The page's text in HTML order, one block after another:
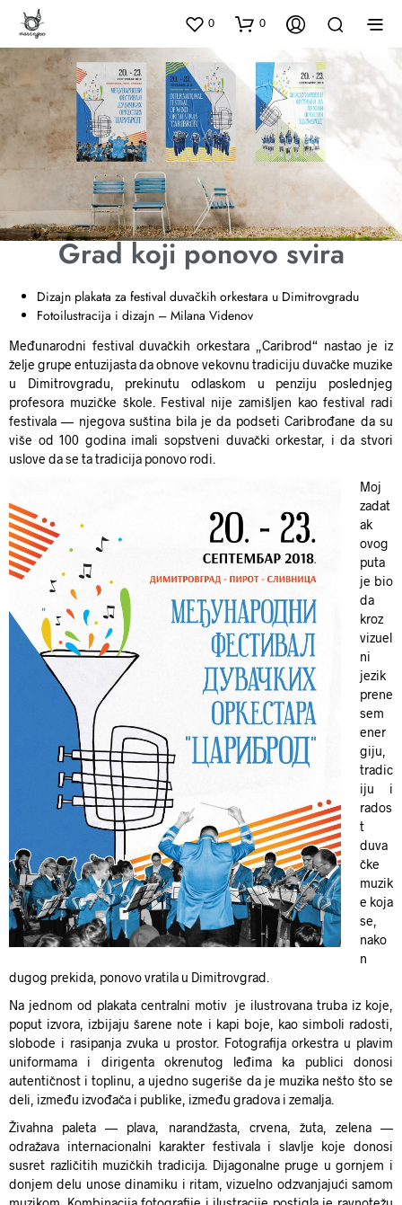
0 0
Grad koji ponovo svira
Dizajn plakata za festival duvačkih orkestara u Dimitrovgradu
Fotoilustracija i dizajn – Milana Videnov
Međunarodni festival duvačkih orkestara „Caribrod“ nastao je iz
želje grupe entuzijasta da obnove vekovnu tradiciju duvačke muzike
u Dimitrovgradu, prekinutu odlaskom u penziju poslednjeg
profesora muzičke škole. Festival nije zamišljen kao festival radi
festivala — njegova suština bila je da podseti Caribrođane da su
više od 100 godina imali sopstveni duvački orkestar, i da stvori
uslove da se ta tradicija ponovo rodi.
Moj
zadat
ak
ovog
puta
je bio
da
kroz
vizuel
ni
jezik
prene
sem
ener
giju,
tradic
iju i
rados
t
duva
čke
muzik
e koja
se,
nako
n
dugog prekida, ponovo vratila u Dimitrovgrad.
Na jednom od plakata centralni motiv je ilustrovana truba iz koje,
poput izvora, izbijaju šarene note i kapi boje, kao simboli radosti,
slobode i rasipanja zvuka u prostor. Fotografija orkestra u plavim
uniformama i dirigenta okrenutog leđima ka publici donosi
autentičnost i toplinu, a ujedno sugeriše da je muzika nešto što se
deli, između izvođača i publike, između gradova i zemalja.
Živahna paleta — plava, narandžasta, crvena, žuta, zelena —
odražava internacionalni karakter festivala i slavlje koje donosi
susret različitih muzičkih tradicija. Dijagonalne pruge u gornjem i
donjem delu unose dinamiku i ritam, vizuelno odzvanjajući samom